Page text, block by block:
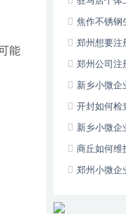
能
吗 焦作不锈钢
郑州想要注
件 郑州公司注
新乡小微企
开封如何检
新乡小微企
么？商丘如何维
质？郑州小微企